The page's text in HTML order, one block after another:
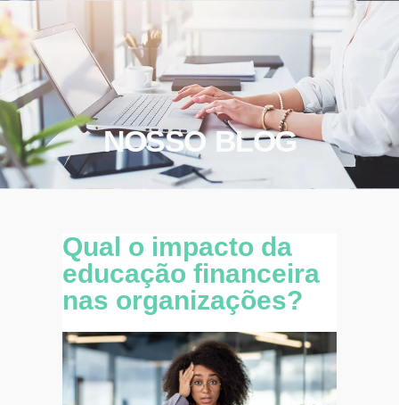
NOSSO BLOG
Qual o impacto da
educação financeira
nas organizações?